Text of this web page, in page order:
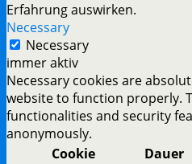
Erfahrung auswirken.
Necessary
Necessary
immer aktiv
Necessary cookies are
website to function properly.
functionalities and security
anonymously.
Cookie
Dauer